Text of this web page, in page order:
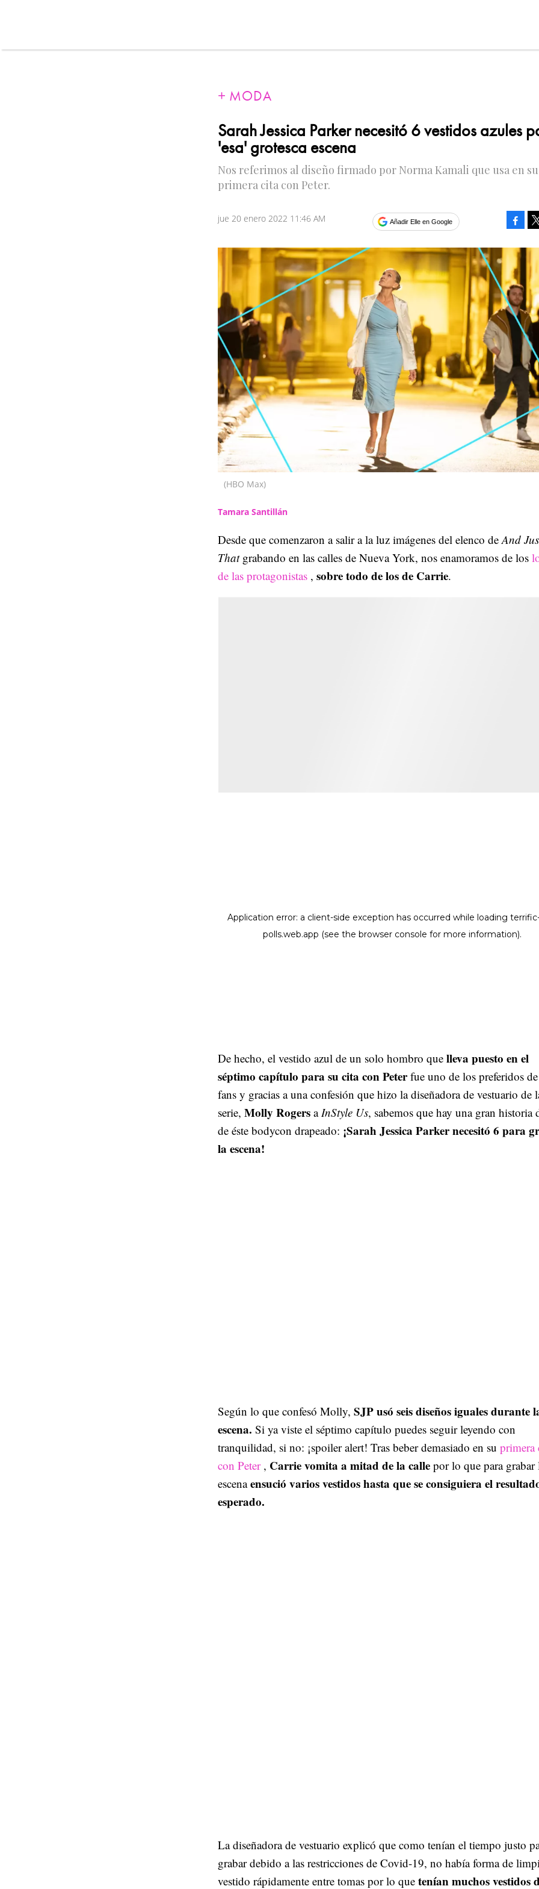
MODA
Sarah Jessica Parker necesitó 6 vestidos azules
'esa' grotesca escena
Nos referimos al diseño firmado por Norma Kamali que usa en su
primera cita con Peter.
jue 20 enero 2022 11:46 AM Añadir Elle en Google
(HBO Max)
Tamara Santillán
Desde que comenzaron a salir a la luz imágenes del elenco deAnd
That grabando en las calles de Nueva York, nos enamoramos de los
de las protagonistas , sobre todo de los de Carrie.
De hecho, el vestido azul de un solo hombro que lleva puesto en el
séptimo capítulo para su cita con Peterfue uno de los preferidos
fans y gracias a una confesión que hizo la diseñadora de vestuario de
serie, Molly Rogers a InStyle Us, sabemos que hay una gran historia
de éste bodycon drapeado: ¡Sarah Jessica Parker necesitó 6 para
la escena!
Según lo que confesó Molly, SJP usó seis diseños iguales durante
escena. Si ya viste el séptimo capítulo puedes seguir leyendo con
tranquilidad, si no: ¡spoiler alert! Tras beber demasiado en su primera
con Peter , Carrie vomita a mitad de la calle por lo que para grabar
escenaensució varios vestidos hasta que se consiguiera el
esperado.
La diseñadora de vestuario explicó que como tenían el tiempo justo
grabar debido a las restricciones de Covid-19, no había forma de
vestido rápidamente entre tomas por lo que tenían muchos vestidos